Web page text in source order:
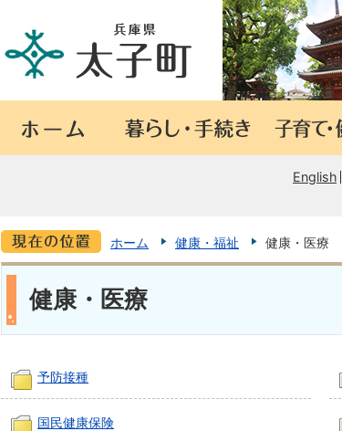
English
ホーム 健康・福祉 健康・医療
健康・医療
予防接種
国民健康保険